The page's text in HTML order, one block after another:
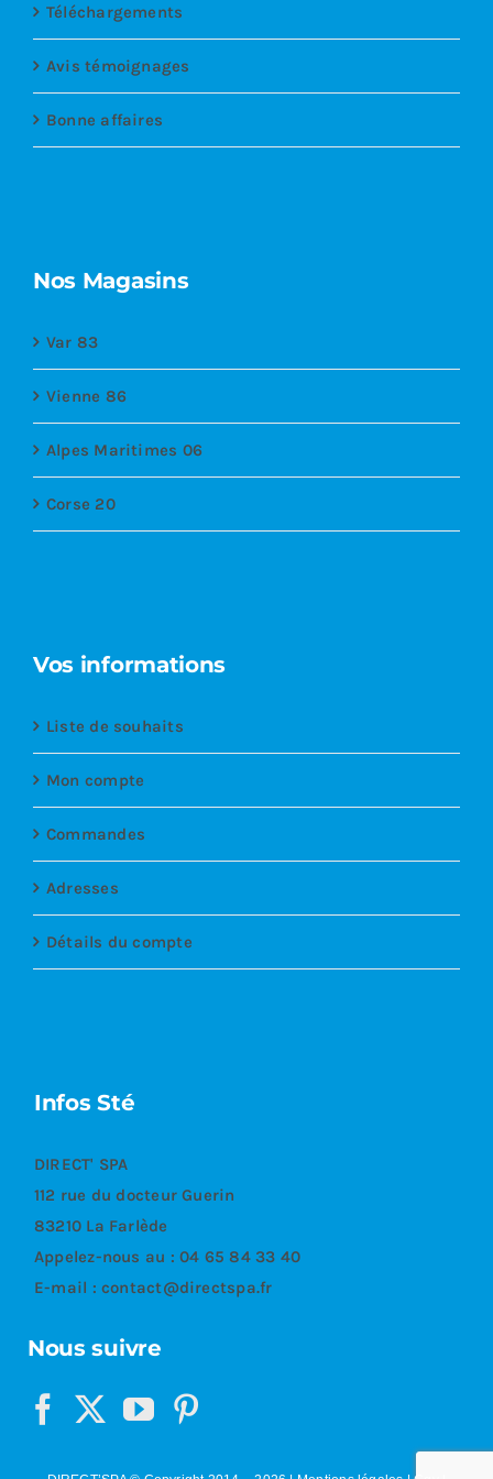
Téléchargements
Avis témoignages
Bonne affaires
Nos Magasins
Var 83
Vienne 86
Alpes Maritimes 06
Corse 20
Vos informations
Liste de souhaits
Mon compte
Commandes
Adresses
Détails du compte
Infos Sté
DIRECT' SPA
112 rue du docteur Guerin
83210 La Farlède
Appelez-nous au :04 65 84 33 40
E-mail :contact@directspa.fr
Nous suivre